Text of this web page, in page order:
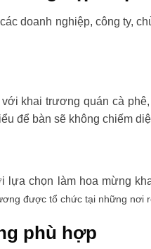
doanh nghiệp, công ty,
khai trương quán cà
để bàn sẽ không chiếm
chọn làm hoa mừng
được tổ chức tại những nơi
phù hợp